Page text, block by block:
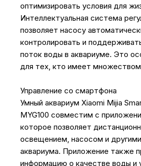
оптимизировать условия для
Интеллектуальная система
позволяет насосу
контролировать и
поток воды в аквариуме. Это
для тех, кто имеет
Управление со смартфона
Умный аквариум Xiaomi Mijia
MYG100 совместим с
которое позволяет
освещением, насосом и
аквариума. Приложение также
информацию о качестве воды и